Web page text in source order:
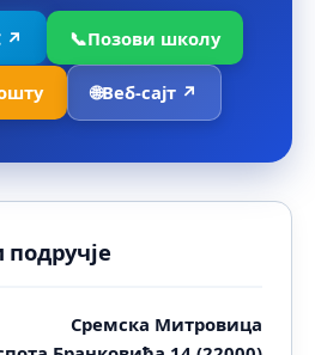
↗ 📞Позови школу
🌐Веб-сајт ↗
Сремска Митровица